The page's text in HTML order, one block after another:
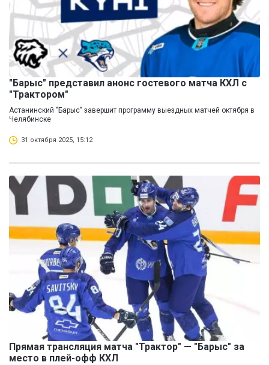
"Барыс" представил анонс гостевого матча КХЛ с
"Трактором"
Астанинский "Барыс" завершит программу выездных матчей октября в
Челябинске
31 октября 2025, 15:12
Прямая трансляция матча "Трактор" — "Барыс" за
место в плей-офф КХЛ